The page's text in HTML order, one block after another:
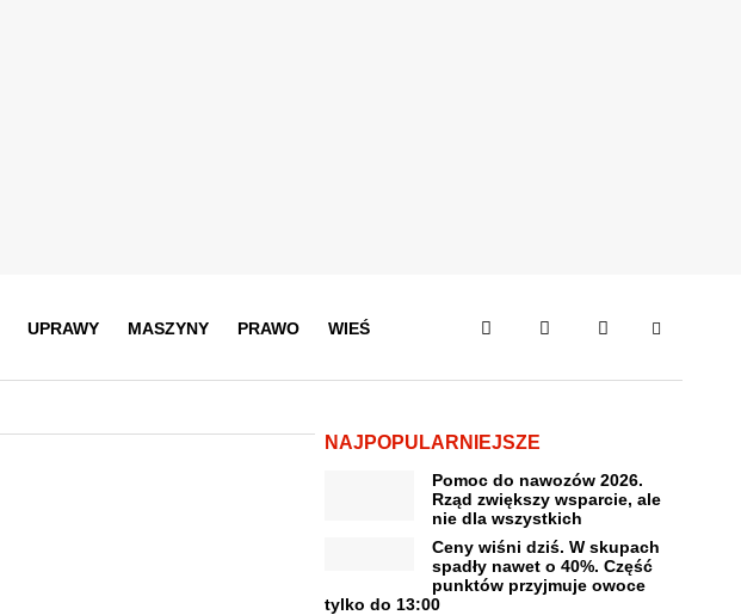
UPRAWY MASZYNY PRAWO WIEŚ
NAJPOPULARNIEJSZE
Pomoc do nawozów 2026.
Rząd zwiększy wsparcie, ale
nie dla wszystkich
Ceny wiśni dziś. W skupach
spadły nawet o 40%. Część
punktów przyjmuje owoce
tylko do 13:00